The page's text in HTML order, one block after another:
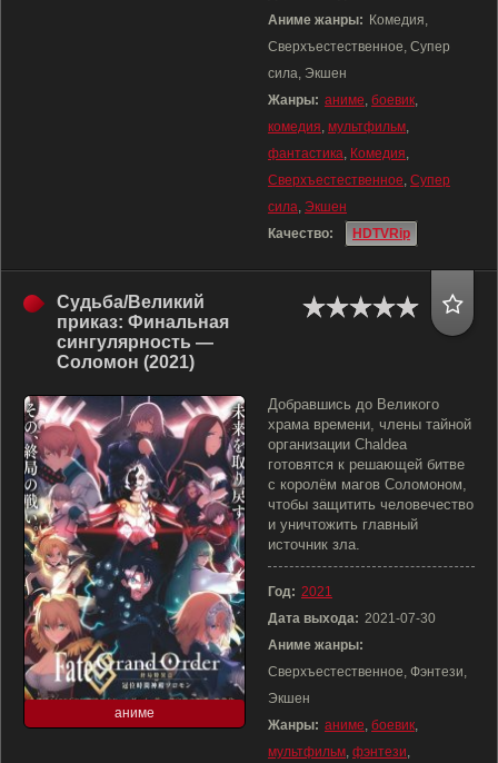
Аниме жанры: Комедия,
Сверхъестественное, Супер
сила, Экшен
Жанры: аниме, боевик,
комедия, мультфильм,
фантастика, Комедия,
Сверхъестественное, Супер
сила, Экшен
Качество:
HDTVRip
Судьба/Великий
приказ: Финальная
сингулярность —
Соломон (2021)
аниме
Добравшись до Великого
храма времени, члены тайной
организации Chaldea
готовятся к решающей битве
с королём магов Соломоном,
чтобы защитить человечество
и уничтожить главный
источник зла.
Год: 2021
Дата выхода: 2021-07-30
Аниме жанры:
Сверхъестественное, Фэнтези,
Экшен
Жанры: аниме, боевик,
мультфильм, фэнтези,